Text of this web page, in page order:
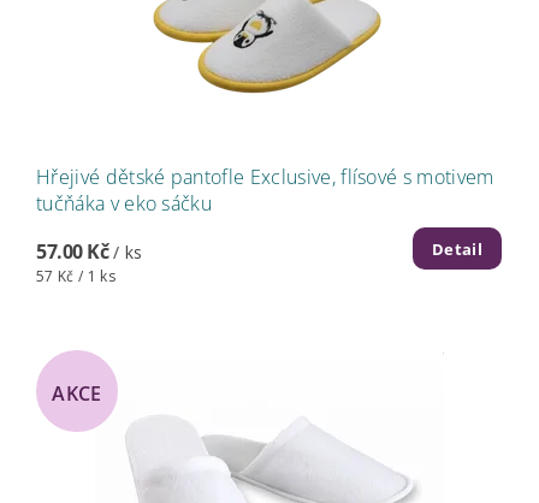
Hřejivé dětské pantofle Exclusive, flísové s motivem
tučňáka v eko sáčku
57.00 Kč / ks
57 Kč / 1 ks
Detail
AKCE